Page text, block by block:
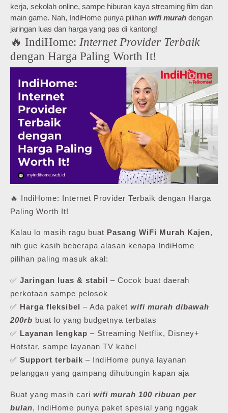
kerja, sekolah online, sampe hiburan kaya streaming film dan
main game. Nah, IndiHome punya pilihan wifi murah dengan
jaringan luas dan harga yang pas di kantong!
🔥 IndiHome: Internet Provider Terbaik
dengan Harga Paling Worth It!
🔥 IndiHome: Internet Provider Terbaik dengan Harga
Paling Worth It!
Kalau lo masih ragu buat Pasang WiFi Murah Kajen,
nih gue kasih beberapa alasan kenapa IndiHome
pilihan paling masuk akal:
✅ Jaringan luas & stabil – Cocok buat daerah
perkotaan sampe pelosok
✅ Harga fleksibel – Ada paket wifi murah dibawah
200rb buat lo yang budgetnya terbatas
✅ Layanan lengkap – Streaming Netflix, Disney+
Hotstar, sampe layanan TV kabel
✅ Support terbaik – IndiHome punya layanan
pelanggan yang gampang dihubungin kapan aja
Buat yang masih cari wifi murah 100 ribuan per
bulan, IndiHome punya paket spesial yang nggak